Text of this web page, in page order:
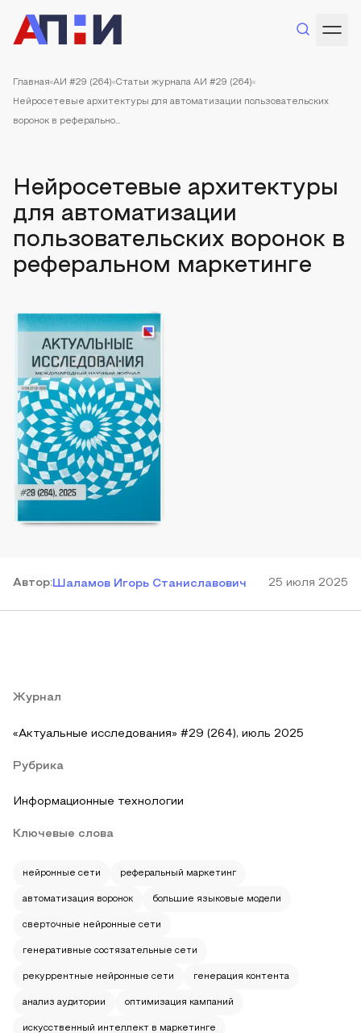
Главная АИ #29 (264) Статьи журнала АИ #29 (264)
Нейросетевые архитектуры для автоматизации пользовательских
воронок в реферально...
Нейросетевые архитектуры
для автоматизации
пользовательских воронок в
реферальном маркетинге
Автор:Шаламов Игорь Станиславович 25 июля 2025
Журнал
«Актуальные исследования» #29 (264), июль 2025
Рубрика
Информационные технологии
Ключевые слова
нейронные сети реферальный маркетинг
автоматизация воронок большие языковые модели
сверточные нейронные сети
генеративные состязательные сети
рекуррентные нейронные сети генерация контента
анализ аудитории оптимизация кампаний
искусственный интеллект в маркетинге